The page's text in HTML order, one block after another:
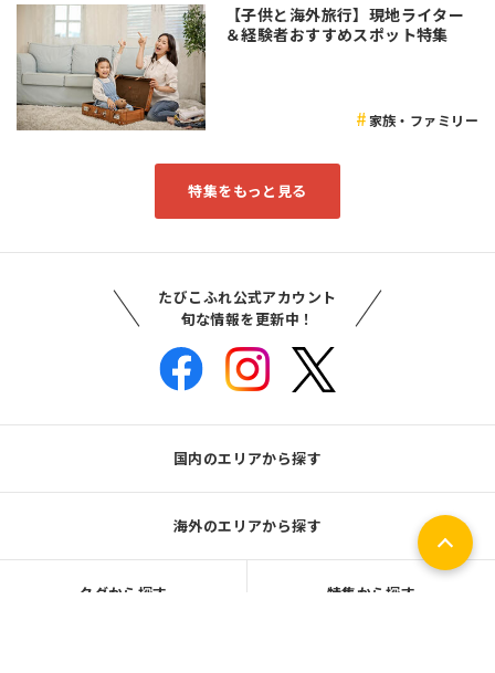
【子供と海外旅行】現地ライター
＆経験者おすすめスポット特集
家族・ファミリー
特集をもっと見る
たびこふれ公式アカウント
旬な情報を更新中！
国内のエリアから探す
海外のエリアから探す
タグから探す 特集から探す